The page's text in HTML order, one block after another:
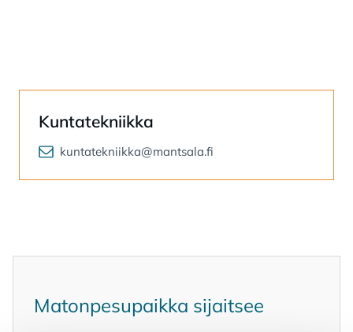
Kuntatekniikka
kuntatekniikka@mantsala.fi
Ma­ton­pe­su­paik­ka si­jait­see